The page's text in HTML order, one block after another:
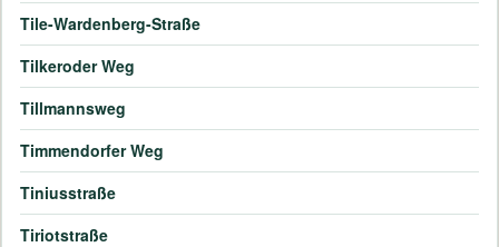
Tile-Wardenberg-Straße
Tilkeroder Weg
Tillmannsweg
Timmendorfer Weg
Tiniusstraße
Tiriotstraße